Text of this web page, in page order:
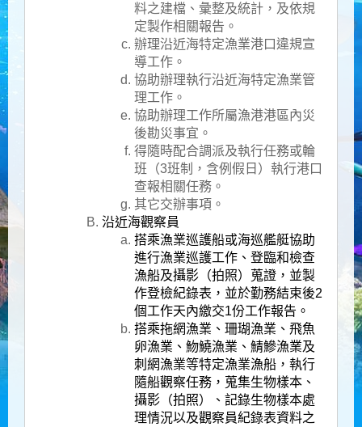
料之建檔、彙整及統計，及依規
定製作相關報告。
辦理沿近海特定漁業港口違規宣
導工作。
協助辦理執行沿近海特定漁業管
理工作。
協助辦理工作所屬漁港港區內災
後勘災事宜。
得隨時配合調派及執行任務或輪
班（3班制，含例假日）執行港口
查報相關任務。
其它交辦事項。
沿近海觀察員
搭乘漁業巡護船或海巡艦艇協助
進行漁業巡護工作、登臨和檢查
漁船及攝影（拍照）蒐證，並製
作登檢紀錄表，並於勤務結束後2
個工作天內繳交1份工作報告。
搭乘拖網漁業、珊瑚漁業、飛魚
卵漁業、魩鱙漁業、鯖鰺漁業及
刺網漁業等特定漁業漁船，執行
隨船觀察任務，蒐集生物樣本、
攝影（拍照）、記錄生物樣本處
理情況以及觀察員紀錄表資料之